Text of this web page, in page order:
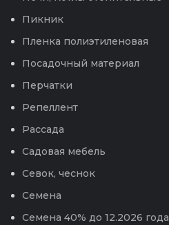
Пикник
Пленка полиэтиленовая
Посадочный материал
Перчатки
Репеллент
Рассада
Садовая мебель
Севок, чеснок
Семена
Семена 40% до 12.2026 года